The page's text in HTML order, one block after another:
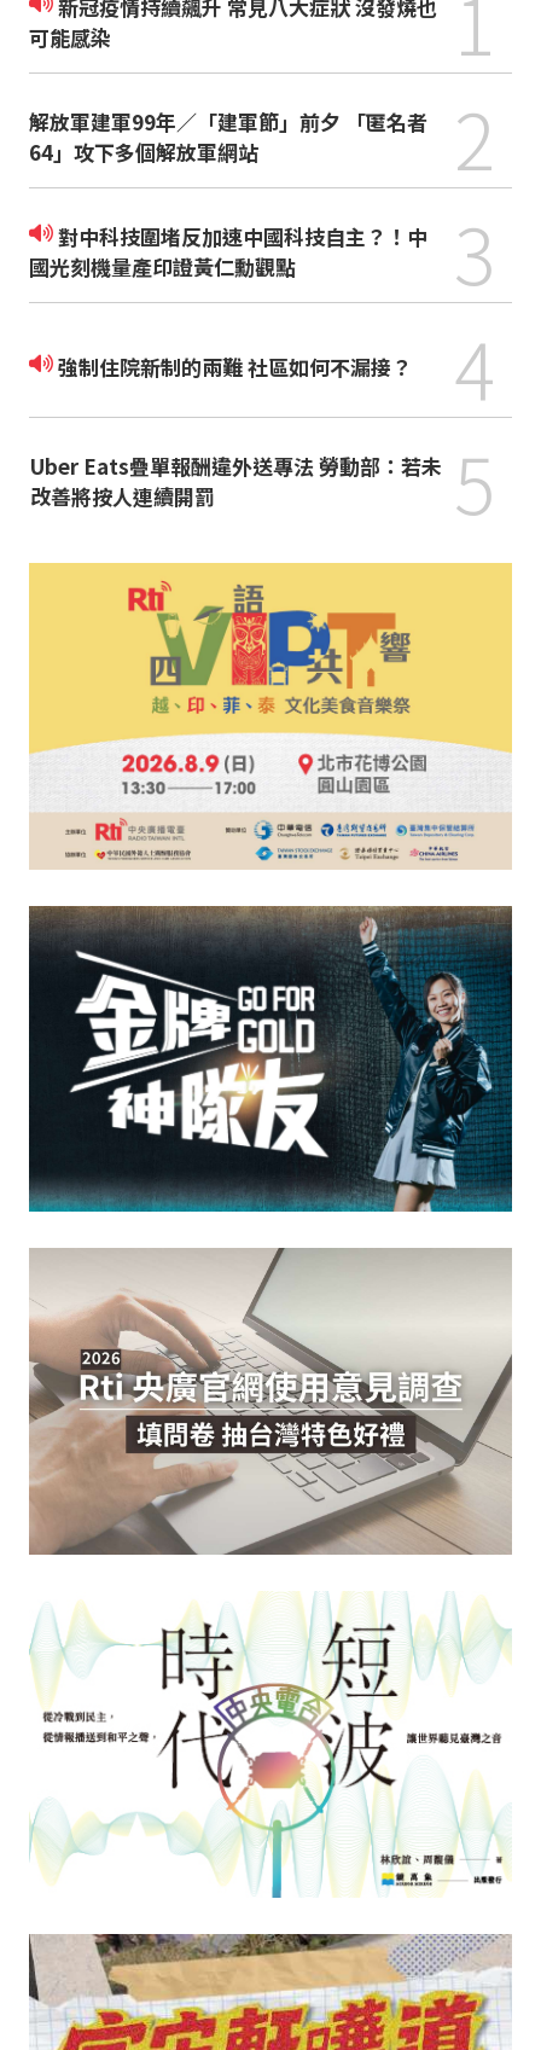
新冠疫情持續飆升 常見八大症狀 沒發燒也
可能感染
解放軍建軍99年／「建軍節」前夕 「匿名者
64」攻下多個解放軍網站
2
對中科技圍堵反加速中國科技自主？！中
國光刻機量產印證黃仁勳觀點
3
強制住院新制的兩難 社區如何不漏接？ 4
Uber Eats疊單報酬違外送專法 勞動部：若未
改善將按人連續開罰
5